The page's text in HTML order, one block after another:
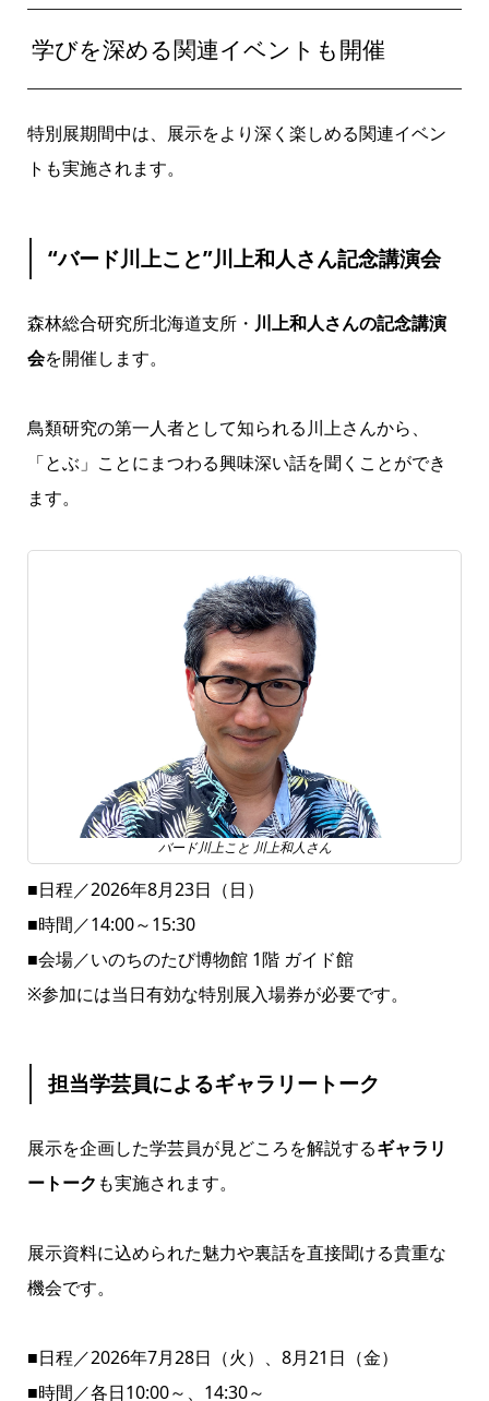
学びを深める関連イベントも開催
特別展期間中は、展示をより深く楽しめる関連イベン
トも実施されます。
“バード川上こと”川上和人さん記念講演会
森林総合研究所北海道支所・ 川上和人さんの記念講演
会を開催します。
鳥類研究の第一人者として知られる川上さんから、
「とぶ」ことにまつわる興味深い話を聞くことができ
ます。
バード川上こと 川上和人さん
■日程／2026年8月23日（日）
■時間／14:00～15:30
■会場／いのちのたび博物館 1階 ガイド館
※参加には当日有効な特別展入場券が必要です。
担当学芸員によるギャラリートーク
展示を企画した学芸員が見どころを解説するギャラリ
ートーク も実施されます。
展示資料に込められた魅力や裏話を直接聞ける貴重な
機会です。
■日程／2026年7月28日（火）、8月21日（金）
■時間／各日10:00～、14:30～